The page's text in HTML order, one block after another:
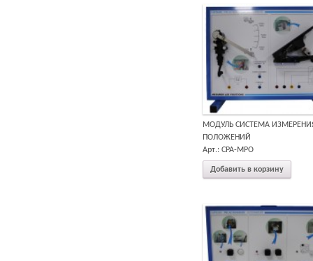
МОДУЛЬ СИСТЕМА
ПОЛОЖЕНИЙ
Арт.: CPA-MPO
Добавить в корзину